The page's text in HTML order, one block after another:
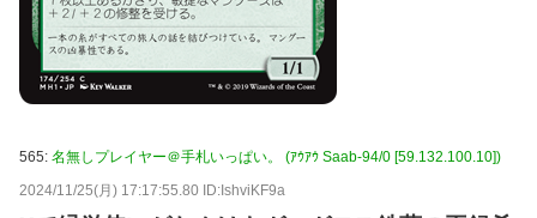
565: 名無しプレイヤー＠手札いっぱい。 (ｱｳｱｳ Saab-94/0 [59.132.100.10])
2024/11/25(月) 17:17:55.80 ID:IshviKF9a